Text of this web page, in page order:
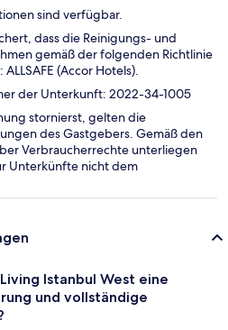
sind verfügbar.
dass die Reinigungs- und
gemäß der folgenden Richtlinie
(Accor Hotels).
der Unterkunft: 2022-34-1005
stornierst, gelten die
des Gastgebers. Gemäß den
Verbraucherrechte unterliegen
Unterkünfte nicht dem
Istanbul West eine
und vollständige